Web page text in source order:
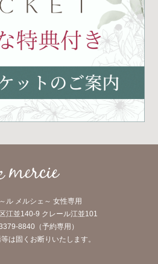
ル メルシェ～ 女性専用
江並140-9 クレール江並101
8840（予約専用）
は固くお断りいたします。